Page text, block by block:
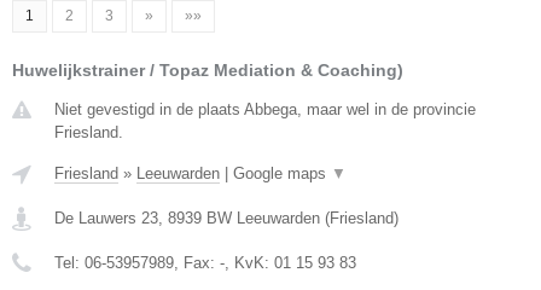
1 2 3 » »»
Huwelijkstrainer / Topaz Mediation & Coaching)
Niet gevestigd in de plaats Abbega, maar wel in de provincie
Friesland.
Friesland » Leeuwarden Google maps ▼
De Lauwers 23, 8939 BW Leeuwarden (Friesland)
Tel: 06-53957989, Fax: -, KvK: 01 15 93 83